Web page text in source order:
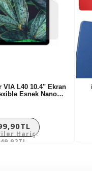
VIA L40 10.4" Ekran
Esnek Nano…
Hariç: